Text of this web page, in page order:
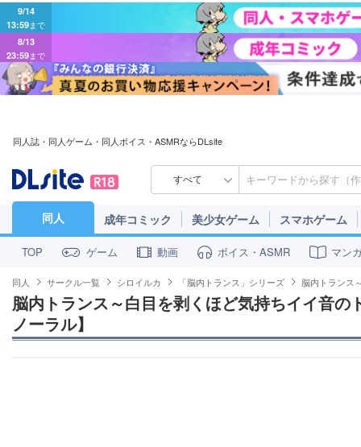
9/14
13:59まで
8/13
23:59まで
同人誌・同人ゲーム・同人ボイス・ASMRならDLsite
すべて
同人 成年コミック 美少女ゲーム スマホゲーム
TOP ゲーム 動画 ボイス・ASMR マン
同人 サークル一覧 シロイルカ 「脳内トランス」シリーズ 脳内トランス
脳内トランス～白目を剥くほど気持ちイイ音の
ノーラル】